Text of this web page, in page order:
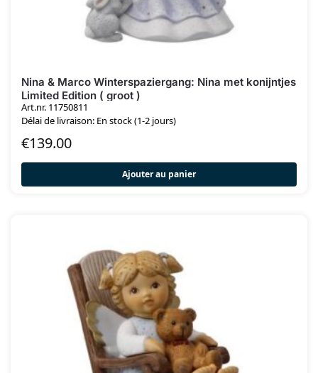
Nina & Marco Winterspaziergang: Nina met konijntjes
Limited Edition ( groot )
Art.nr. 11750811
Délai de livraison: En stock (1-2 jours)
€139.00
Ajouter au panier